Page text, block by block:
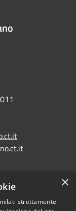
×
strettamente